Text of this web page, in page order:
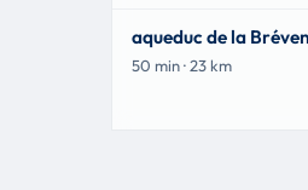
aqueduc de la
50 min · 23 km